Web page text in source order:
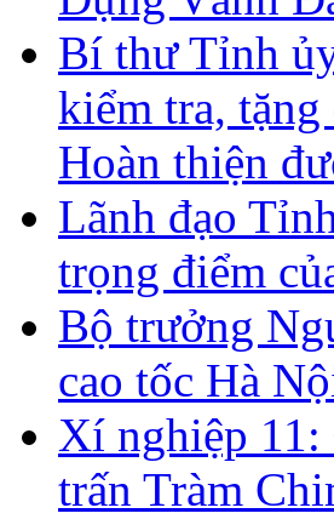
Bí thư Tỉnh
kiểm tra,
Hoàn thiện
Lãnh đạo
trọng điểm
Bộ trưởng
cao tốc Hà
Xí nghiệp 11:
trấn Tràm